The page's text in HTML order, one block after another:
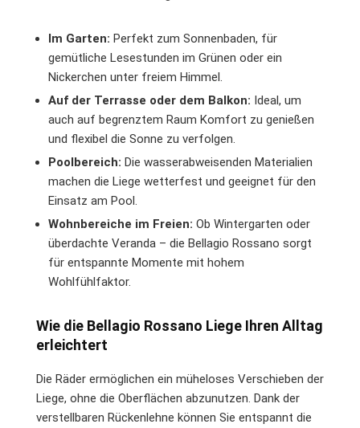
Im Garten: Perfekt zum Sonnenbaden, für
gemütliche Lesestunden im Grünen oder ein
Nickerchen unter freiem Himmel.
Auf der Terrasse oder dem Balkon: Ideal, um
auch auf begrenztem Raum Komfort zu genießen
und flexibel die Sonne zu verfolgen.
Poolbereich: Die wasserabweisenden Materialien
machen die Liege wetterfest und geeignet für den
Einsatz am Pool.
Wohnbereiche im Freien: Ob Wintergarten oder
überdachte Veranda – die Bellagio Rossano sorgt
für entspannte Momente mit hohem
Wohlfühlfaktor.
Wie die Bellagio Rossano Liege Ihren Alltag
erleichtert
Die Räder ermöglichen ein müheloses Verschieben der
Liege, ohne die Oberflächen abzunutzen. Dank der
verstellbaren Rückenlehne können Sie entspannt die